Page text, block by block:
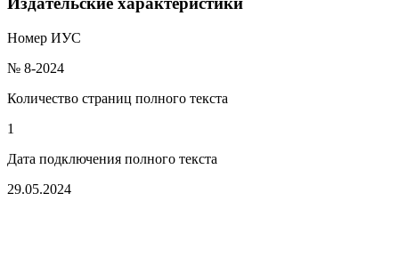
Номер ИУС
№ 8-2024
Количество страниц полного текста
1
Дата подключения полного текста
29.05.2024